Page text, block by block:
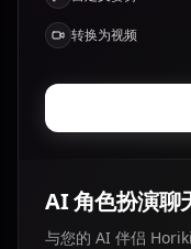
转换为视频
AI 角色扮演聊
与您的 AI 伴侣